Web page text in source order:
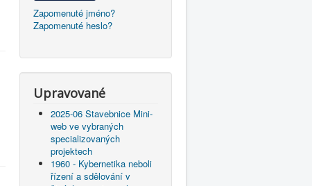
Zapomenuté jméno?
Zapomenuté heslo?
Upravované
2025-06 Stavebnice Mini-
web ve vybraných
specializovaných
projektech
1960 - Kybernetika neboli
řízení a sdělování v